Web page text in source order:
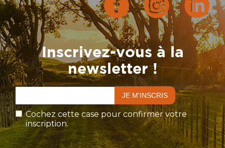
Inscrivez-vous à la
newsletter !
Cochez cette case pour confirmer votre
inscription.